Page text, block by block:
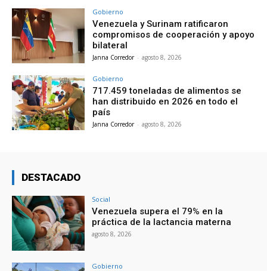
Gobierno
Venezuela y Surinam ratificaron
compromisos de cooperación y apoyo
bilateral
Janna Corredor - agosto 8, 2026
Gobierno
717.459 toneladas de alimentos se
han distribuido en 2026 en todo el
país
Janna Corredor - agosto 8, 2026
DESTACADO
Social
Venezuela supera el 79% en la
práctica de la lactancia materna
agosto 8, 2026
Gobierno